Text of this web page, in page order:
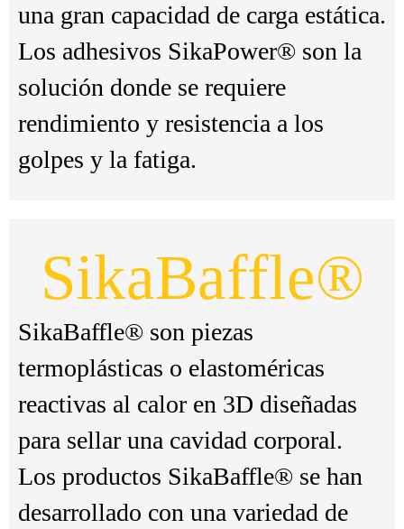
una gran capacidad de carga estática.
Los adhesivos SikaPower® son la
solución donde se requiere
rendimiento y resistencia a los
golpes y la fatiga.
SikaBaffle®
SikaBaffle® son piezas
termoplásticas o elastoméricas
reactivas al calor en 3D diseñadas
para sellar una cavidad corporal.
Los productos SikaBaffle® se han
desarrollado con una variedad de